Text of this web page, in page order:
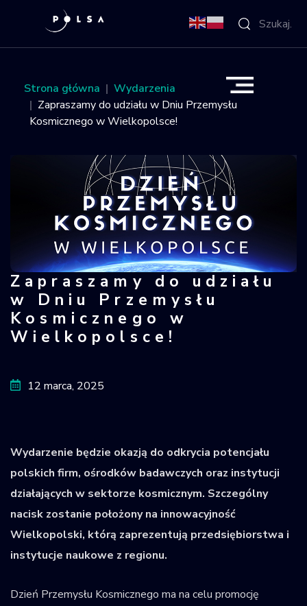
O Agencji
Aktywności
Misja IGNIS
NSIS
Sektor
Polska w
kosmosie
Krajowy Rejestr
Obiektów
Strona główna
Wydarzenia
Zapraszamy do udziału w Dniu Przemysłu
Kosmicznego w Wielkopolsce!
Zapraszamy do udziału w Dniu
Zapraszamy do udziału
w Dniu Przemysłu
Kosmicznego w
Wielkopolsce!
12 marca, 2025
Wydarzenie będzie okazją do odkrycia potencjału
polskich firm, ośrodków badawczych oraz instytucji
działających w sektorze kosmicznym. Szczególny
nacisk zostanie położony na innowacyjność
Wielkopolski, którą zaprezentują przedsiębiorstwa i
instytucje naukowe z regionu.
Dzień Przemysłu Kosmicznego ma na celu promocję